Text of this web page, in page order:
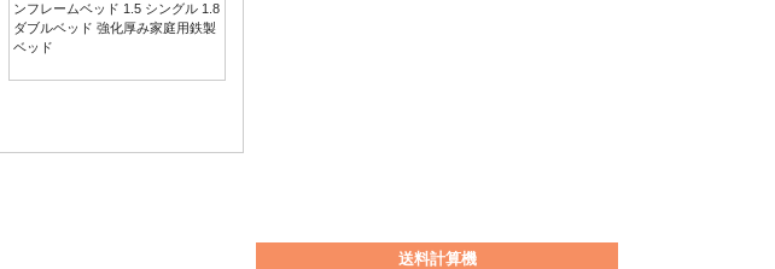
ンフレームベッド 1.5 シングル 1.8
ダブルベッド 強化厚み家庭用鉄製
ベッド
送料計算機